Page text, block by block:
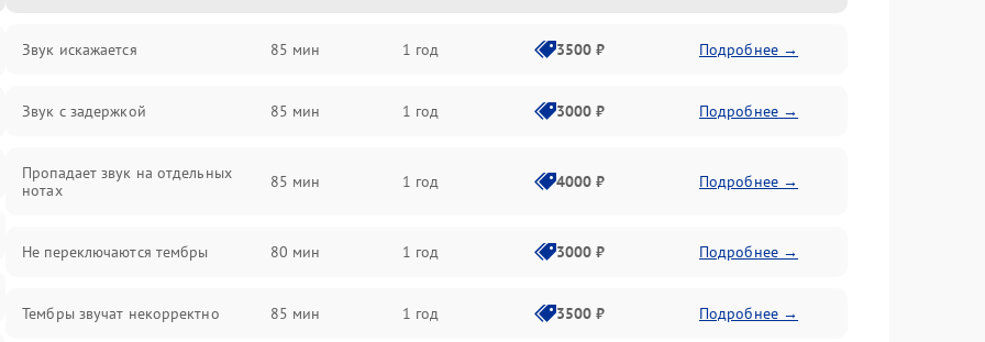
Звук искажается 85 мин 1 год 3500 ₽ Подробнее →
Звук с задержкой 85 мин 1 год 3000 ₽ Подробнее →
Пропадает звук на отдельных
нотах
85 мин 1 год 4000 ₽ Подробнее →
Не переключаются тембры 80 мин 1 год 3000 ₽ Подробнее →
Тембры звучат некорректно 85 мин 1 год 3500 ₽ Подробнее →